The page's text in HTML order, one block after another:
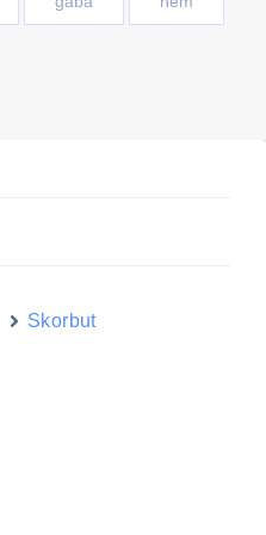
Skorbut